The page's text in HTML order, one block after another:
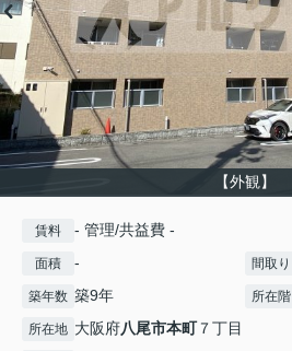
【外観】
賃料 - 管理/共益費 -
面積 - 間取り
築年数 築9年 所在階
所在地 大阪府八尾市本町７丁目